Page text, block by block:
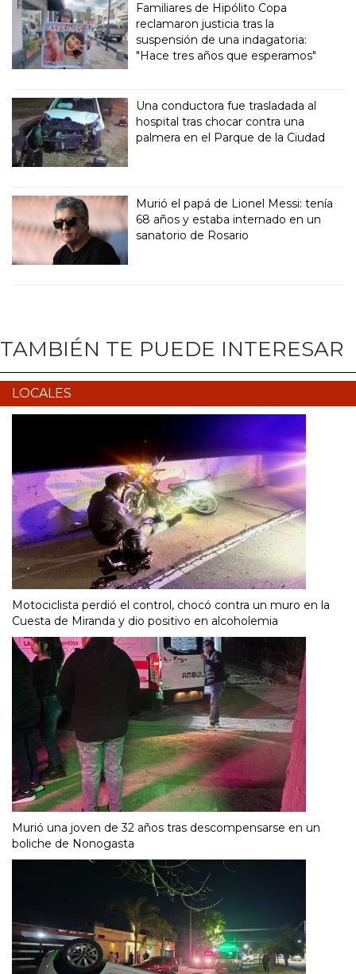
Familiares de Hipólito Copa
reclamaron justicia tras la
suspensión de una indagatoria:
"Hace tres años que esperamos"
Una conductora fue trasladada al
hospital tras chocar contra una
palmera en el Parque de la Ciudad
Murió el papá de Lionel Messi: tenía
68 años y estaba internado en un
sanatorio de Rosario
TAMBIÉN TE PUEDE INTERESAR
LOCALES
Motociclista perdió el control, chocó contra un muro en la
Cuesta de Miranda y dio positivo en alcoholemia
Murió una joven de 32 años tras descompensarse en un
boliche de Nonogasta